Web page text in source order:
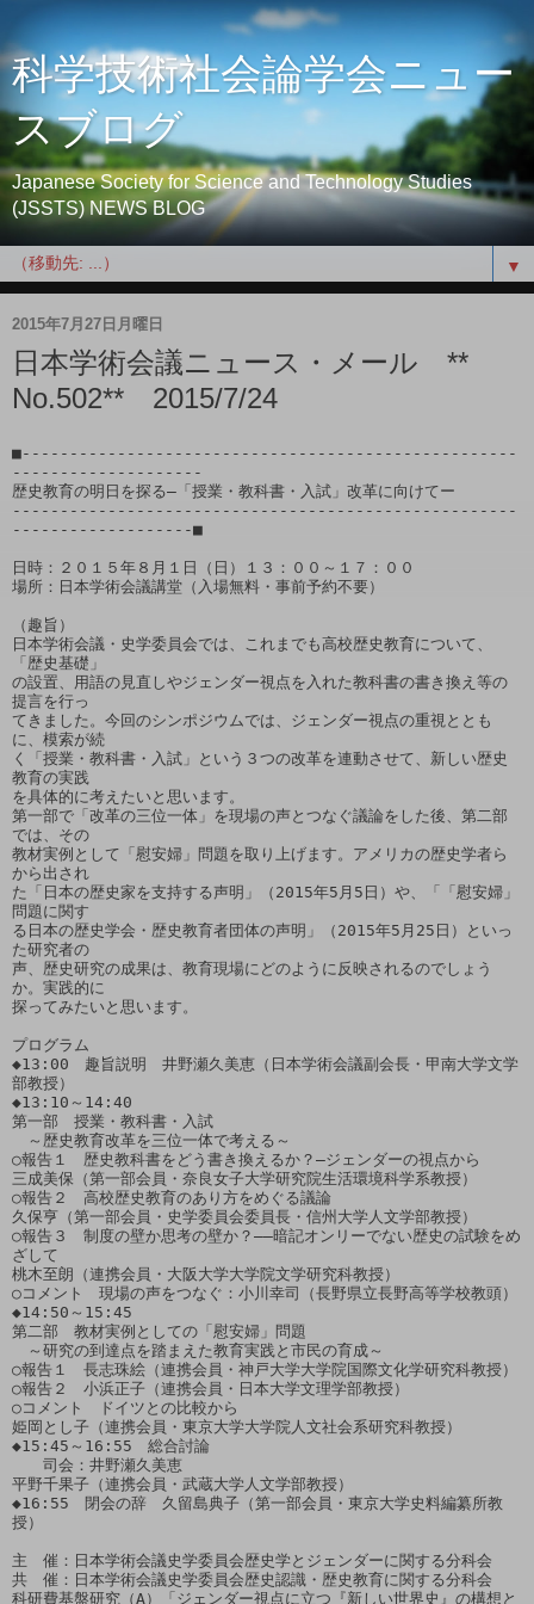
科学技術社会論学会ニュー
スブログ
Japanese Society for Science and Technology Studies
(JSSTS) NEWS BLOG
▼
2015年7月27日月曜日
日本学術会議ニュース・メール **
No.502** 2015/7/24
■----------------------------------------------------
--------------------
歴史教育の明日を探る―「授業・教科書・入試」改革に向けてー
-----------------------------------------------------
-------------------■
日時：２０１５年８月１日（日）１３：００～１７：００
場所：日本学術会議講堂（入場無料・事前予約不要）
（趣旨）
日本学術会議・史学委員会では、これまでも高校歴史教育について、
「歴史基礎」
の設置、用語の見直しやジェンダー視点を入れた教科書の書き換え等の
提言を行っ
てきました。今回のシンポジウムでは、ジェンダー視点の重視ととも
に、模索が続
く「授業・教科書・入試」という３つの改革を連動させて、新しい歴史
教育の実践
を具体的に考えたいと思います。
第一部で「改革の三位一体」を現場の声とつなぐ議論をした後、第二部
では、その
教材実例として「慰安婦」問題を取り上げます。アメリカの歴史学者ら
から出され
た「日本の歴史家を支持する声明」（2015年5月5日）や、「「慰安婦」
問題に関す
る日本の歴史学会・歴史教育者団体の声明」（2015年5月25日）といっ
た研究者の
声、歴史研究の成果は、教育現場にどのように反映されるのでしょう
か。実践的に
探ってみたいと思います。
プログラム
◆13:00　趣旨説明　井野瀬久美恵（日本学術会議副会長・甲南大学文学
部教授）
◆13:10～14:40
第一部　授業・教科書・入試
～歴史教育改革を三位一体で考える～
○報告１　歴史教科書をどう書き換えるか？―ジェンダーの視点から
三成美保（第一部会員・奈良女子大学研究院生活環境科学系教授）
○報告２　高校歴史教育のあり方をめぐる議論
久保亨（第一部会員・史学委員会委員長・信州大学人文学部教授）
○報告３　制度の壁か思考の壁か？――暗記オンリーでない歴史の試験をめ
ざして
桃木至朗（連携会員・大阪大学大学院文学研究科教授）
○コメント　現場の声をつなぐ：小川幸司（長野県立長野高等学校教頭）
◆14:50～15:45
第二部　教材実例としての「慰安婦」問題
～研究の到達点を踏まえた教育実践と市民の育成～
○報告１　長志珠絵（連携会員・神戸大学大学院国際文化学研究科教授）
○報告２　小浜正子（連携会員・日本大学文理学部教授）
○コメント　ドイツとの比較から
姫岡とし子（連携会員・東京大学大学院人文社会系研究科教授）
◆15:45～16:55　総合討論
司会：井野瀬久美恵
平野千果子（連携会員・武蔵大学人文学部教授）
◆16:55　閉会の辞　久留島典子（第一部会員・東京大学史料編纂所教
授）
主　催：日本学術会議史学委員会歴史学とジェンダーに関する分科会
共　催：日本学術会議史学委員会歴史認識・歴史教育に関する分科会
科研費基盤研究（A）「ジェンダー視点に立つ『新しい世界史』の構想と